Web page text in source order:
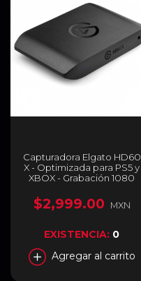
Capturadora Elgato HD60
X - Optimizada para PS5 y
XBOX - Grabación 1080
4K60 HDR10 - 10GBE9901
$2,999.00 MXN
EXISTENCIA: 0
Agregar al carrito